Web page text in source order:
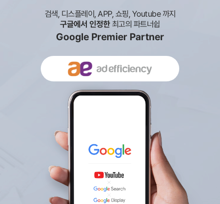
검색, 디스플레이, APP, 쇼핑, Youtube 까지
구글에서 인정한 최고의 파트너쉽
Google Premier Partner